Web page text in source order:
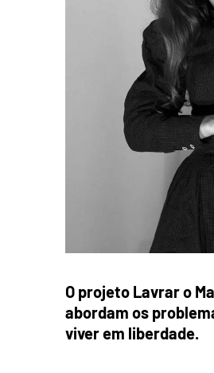
O projeto Lavrar o
abordam os
viver em liberdade.